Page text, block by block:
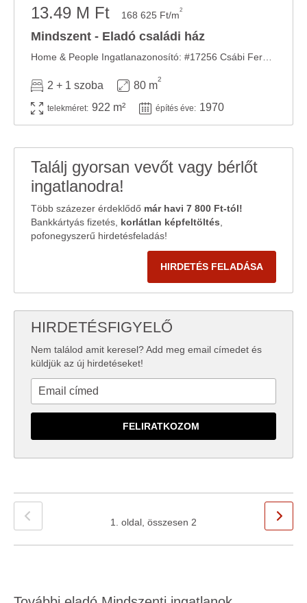
13.49 M Ft 168 625 Ft/m2
Mindszent - Eladó családi ház
2 + 1 szoba 80 m
2
telekméret: 922 m² építés éve: 1970
Találj gyorsan vevőt vagy bérlőt
ingatlanodra!
Több százezer érdeklődő már havi 7 800 Ft-tól!
Bankkártyás fizetés, korlátlan képfeltöltés
pofonegyszerű hirdetésfeladás!
HIRDETÉS FELADÁSA
HIRDETÉSFIGYELŐ
Nem találod amit keresel? Add meg email címedet és
küldjük az új hirdetéseket!
1. oldal, összesen 2